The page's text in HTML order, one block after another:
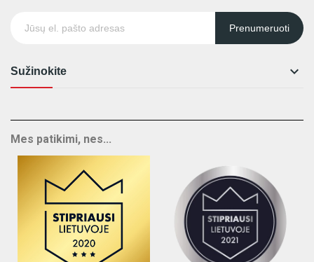
Prenumeruoti
Sužinokite 
Mes patikimi, nes...